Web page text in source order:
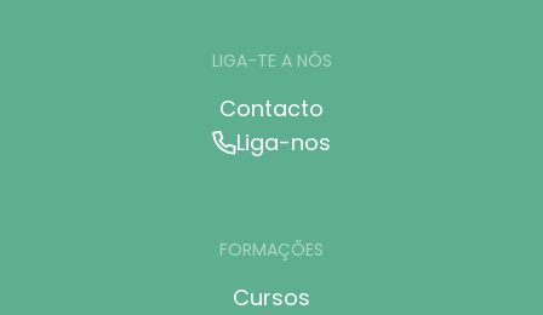
LIGA-TE A NÓS
Contacto
Liga-nos
FORMAÇÕES
Cursos